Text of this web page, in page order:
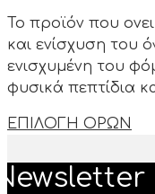
Το προϊόν που
και ενίσχυση του
ενισχυμένη του
φυσικά πεπτίδια
ΕΠΙΛΟΓΗ ΟΡΩΝ